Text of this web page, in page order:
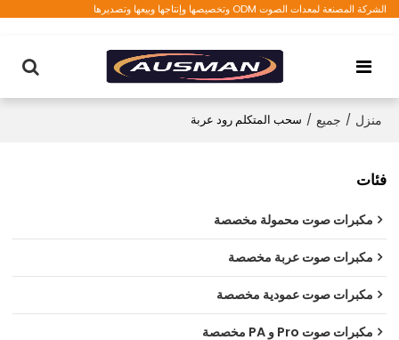
الشركة المصنعة لمعدات الصوت ODM وتخصيصها وإنتاجها وبيعها وتصديرها
منزل / جميع / سحب المتكلم رود عربة
فئات
مكبرات صوت محمولة مخصصة
مكبرات صوت عربة مخصصة
مكبرات صوت عمودية مخصصة
مكبرات صوت Pro و PA مخصصة